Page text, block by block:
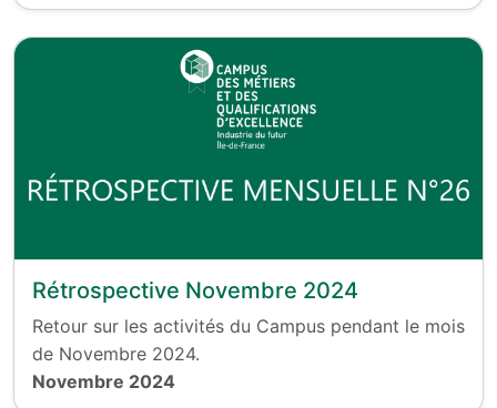
Rétrospective Novembre 2024
Retour sur les activités du Campus pendant le mois
de Novembre 2024.
Novembre 2024